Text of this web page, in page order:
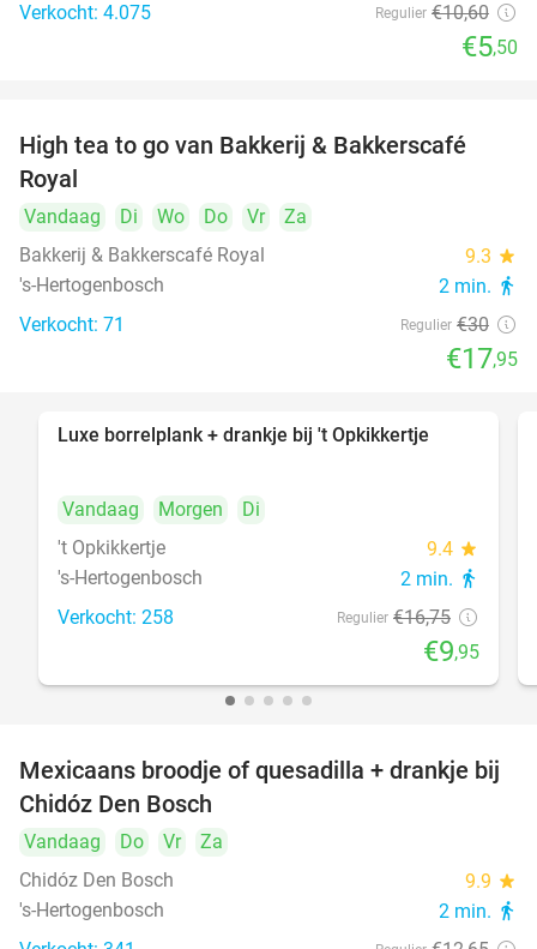
Verkocht: 4.075 Regulier €10,60
€5,50
40%
High tea to go van Bakkerij & Bakkerscafé
Royal
Vandaag Di Wo Do Vr
Za
Bakkerij & Bakkerscafé Royal
9.3 star
's-Hertogenbosch 2 min. directions_walk
Verkocht: 71 Regulier €30
€17,95
Luxe borrelplank + drankje bij 't Opkikkertje
Vandaag Morgen
Di
't Opkikkertje
9.4 star
's-Hertogenbosch 2 min. directions_walk
Verkocht: 258 Regulier €16,75
€9,95
37%
Mexicaans broodje of quesadilla + drankje bij
Chidóz Den Bosch
Vandaag Do Vr
Za
Chidóz Den Bosch
9.9 star
's-Hertogenbosch 2 min. directions_walk